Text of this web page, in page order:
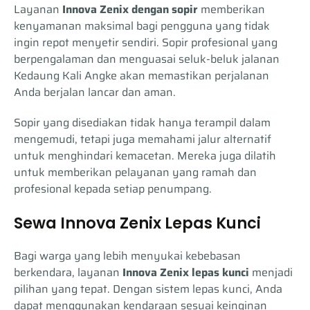
Layanan Innova Zenix dengan sopir memberikan
kenyamanan maksimal bagi pengguna yang tidak
ingin repot menyetir sendiri. Sopir profesional yang
berpengalaman dan menguasai seluk-beluk jalanan
Kedaung Kali Angke akan memastikan perjalanan
Anda berjalan lancar dan aman.
Sopir yang disediakan tidak hanya terampil dalam
mengemudi, tetapi juga memahami jalur alternatif
untuk menghindari kemacetan. Mereka juga dilatih
untuk memberikan pelayanan yang ramah dan
profesional kepada setiap penumpang.
Sewa Innova Zenix Lepas Kunci
Bagi warga yang lebih menyukai kebebasan
berkendara, layanan Innova Zenix lepas kunci menjadi
pilihan yang tepat. Dengan sistem lepas kunci, Anda
dapat menggunakan kendaraan sesuai keinginan